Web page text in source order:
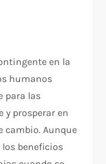
en la
humanos
para las
y prosperar en
cambio. Aunque
beneficios